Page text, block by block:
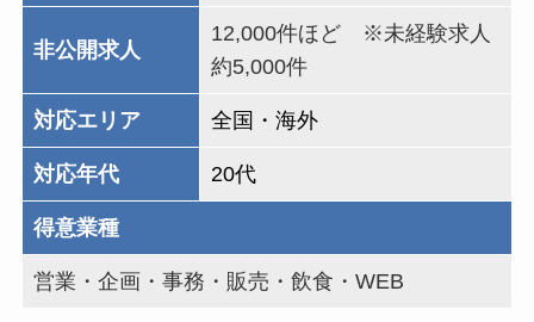
非公開求人
12,000件ほど ※未経験求人
約5,000件
対応エリア 全国・海外
対応年代 20代
得意業種
営業・企画・事務・販売・飲食・WEB